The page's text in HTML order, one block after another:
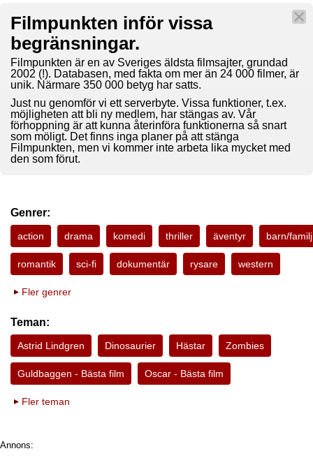
Filmpunkten inför vissa
begränsningar.
Filmpunkten är en av Sveriges äldsta filmsajter, grundad
2002 (!). Databasen, med fakta om mer än 24 000 filmer, är
unik. Närmare 350 000 betyg har satts.
Just nu genomför vi ett serverbyte. Vissa funktioner, t.ex.
möjligheten att bli ny medlem, har stängas av. Vår
förhoppning är att kunna återinföra funktionerna så snart
som möligt. Det finns inga planer på att stänga
Filmpunkten, men vi kommer inte arbeta lika mycket med
den som förut.
Genrer:
action drama komedi thriller äventyr barn/familj
romantik sci-fi dokumentär rysare western
Fler genrer
Teman:
Astrid Lindgren Dinosaurier Hästar Zombies
Guldbaggen - Bästa film Oscar - Bästa film
Fler teman
Annons: